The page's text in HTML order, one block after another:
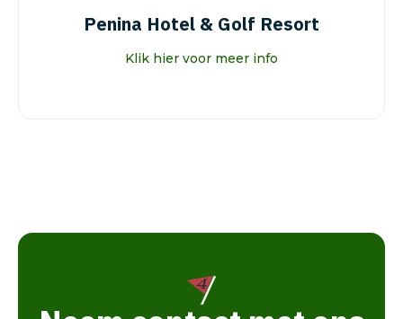
Penina Hotel & Golf Resort
Klik hier voor meer info